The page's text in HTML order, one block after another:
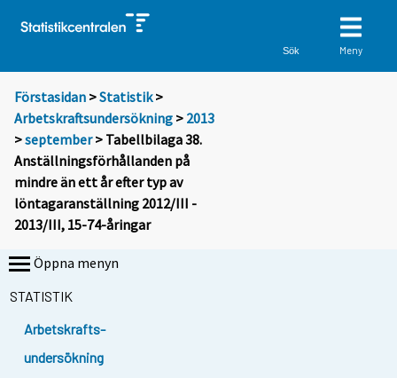
Sök Meny
Förstasidan >Statistik >
Arbetskraftsundersökning > 2013
>september> Tabellbilaga 38.
Anställningsförhållanden på
mindre än ett år efter typ av
löntagaranställning 2012/III -
2013/III, 15-74-åringar
Öppna menyn
STATISTIK
Arbetskrafts-
undersökning